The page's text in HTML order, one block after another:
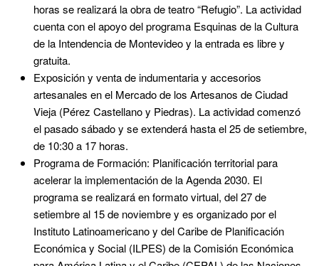
horas se realizará la obra de teatro “Refugio”. La actividad
cuenta con el apoyo del programa Esquinas de la Cultura
de la Intendencia de Montevideo y la entrada es libre y
gratuita.
Exposición y venta de indumentaria y accesorios
artesanales en el Mercado de los Artesanos de Ciudad
Vieja (Pérez Castellano y Piedras). La actividad comenzó
el pasado sábado y se extenderá hasta el 25 de setiembre,
de 10:30 a 17 horas.
Programa de Formación: Planificación territorial para
acelerar la implementación de la Agenda 2030. El
programa se realizará en formato virtual, del 27 de
setiembre al 15 de noviembre y es organizado por el
Instituto Latinoamericano y del Caribe de Planificación
Económica y Social (ILPES) de la Comisión Económica